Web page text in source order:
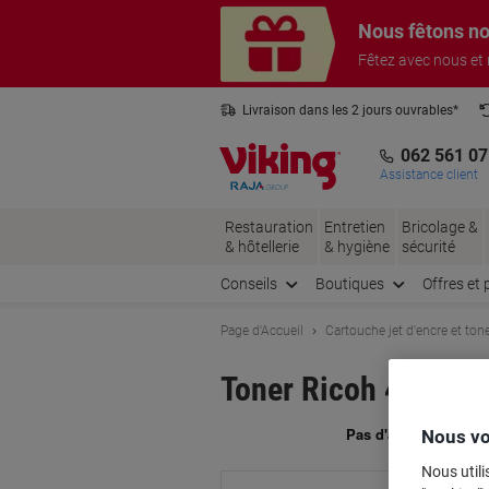
Nous fêtons
Fêtez avec nous
Livraison dans les 2 jours ouvrables*
062 561
Assistance client
Restauration
& hôtellerie
Entretien
& hygiène
Bricolage &
sécurité
Conseils Boutiques Offres et
Page d'Accueil Cartouche jet d'encre et
Toner Ricoh 407510
Nous
Nous